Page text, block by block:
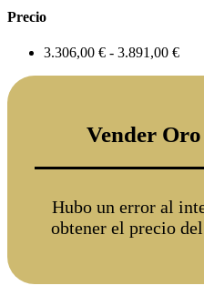
Precio
3.306,00 € - 3.891,00 €
Vender Oro
Hubo un error al
obtener el precio